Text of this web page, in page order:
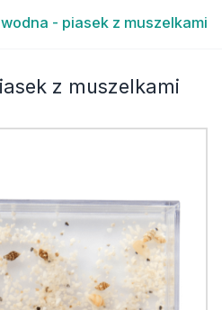
wodna - piasek z muszelkami
z muszelkami